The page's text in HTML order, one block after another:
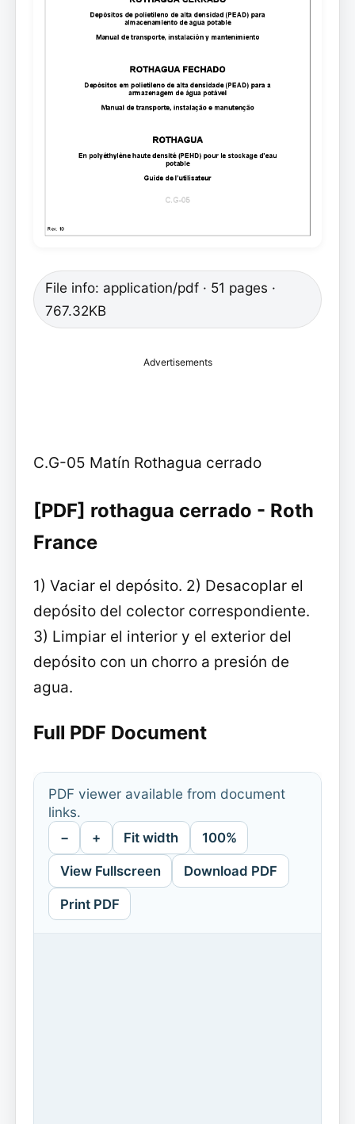
File info: application/pdf · 51 pages ·
767.32KB
Advertisements
C.G-05 Matín Rothagua cerrado
[PDF] rothagua cerrado - Roth
France
1) Vaciar el depósito. 2) Desacoplar el
depósito del colector correspondiente.
3) Limpiar el interior y el exterior del
depósito con un chorro a presión de
agua.
Full PDF Document
PDF viewer available from document
links.
− + Fit width 100%
View Fullscreen Download PDF
Print PDF